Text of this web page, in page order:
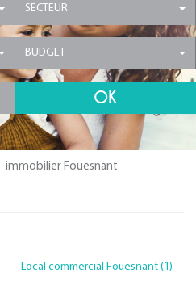
SECTEUR
BUDGET
immobilier Fouesnant
Local commercial Fouesnant (1)